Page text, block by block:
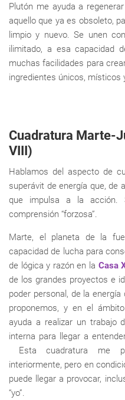
Plutón me ayuda a
aquello que ya es obsoleto,
limpio y nuevo. Se unen
ilimitado, a esa capacidad
muchas facilidades para
ingredientes únicos, místicos
Cuadratura Marte-
VIII)
Hablamos del aspecto de
superávit de energía que, de
que impulsa a la acción.
comprensión “forzosa”.
Marte, el planeta de la
capacidad de lucha para
de lógica y razón en la Casa
de los grandes proyectos e
poder personal, de la
proponemos, y en el
ayuda a realizar un trabajo
interna para llegar a
Esta cuadratura me
interiormente, pero en
puede llegar a provocar,
“yo”.